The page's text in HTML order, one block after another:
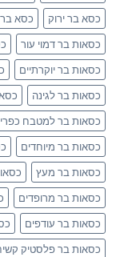
כסא בר ירוק
כסא בר
כסאות בר דמוי עור
כסאות בר יוקרתיים
כסאות בר לגינה
כסאות בר למטבח כפרי
כסאות בר מיוחדים
כסאות בר מעץ
כסאות בר מרופדים
כסאות בר עודפים
כסאות בר פלסטיק